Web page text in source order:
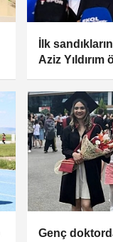
İlk
Aziz Yıldırım
Genç